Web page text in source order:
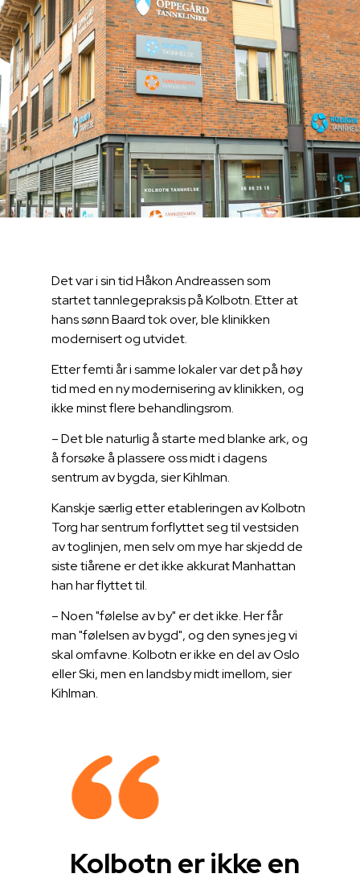
Det var i sin tid Håkon Andreassen som
startet tannlegepraksis på Kolbotn. Etter at
hans sønn Baard tok over, ble klinikken
modernisert og utvidet.
Etter femti år i samme lokaler var det på høy
tid med en ny modernisering av klinikken, og
ikke minst flere behandlingsrom.
– Det ble naturlig å starte med blanke ark, og
å forsøke å plassere oss midt i dagens
sentrum av bygda, sier Kihlman.
Kanskje særlig etter etableringen av Kolbotn
Torg har sentrum forflyttet seg til vestsiden
av toglinjen, men selv om mye har skjedd de
siste tiårene er det ikke akkurat Manhattan
han har flyttet til.
– Noen "følelse av by" er det ikke. Her får
man "følelsen av bygd", og den synes jeg vi
skal omfavne. Kolbotn er ikke en del av Oslo
eller Ski, men en landsby midt imellom, sier
Kihlman.
Kolbotn er ikke en